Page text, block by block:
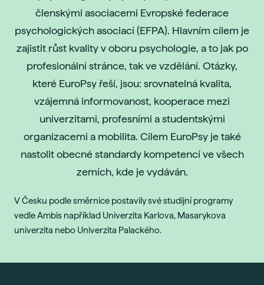
členskými asociacemi Evropské federace
psychologických asociací (EFPA). Hlavním cílem je
zajistit růst kvality v oboru psychologie, a to jak po
profesionální stránce, tak ve vzdělání. Otázky,
které EuroPsy řeší, jsou: srovnatelná kvalita,
vzájemná informovanost, kooperace mezi
univerzitami, profesními a studentskými
organizacemi a mobilita. Cílem EuroPsy je také
nastolit obecné standardy kompetencí ve všech
zemích, kde je vydáván.
V Česku podle směrnice postavily své studijní programy
vedle Ambis například Univerzita Karlova, Masarykova
univerzita nebo Univerzita Palackého.